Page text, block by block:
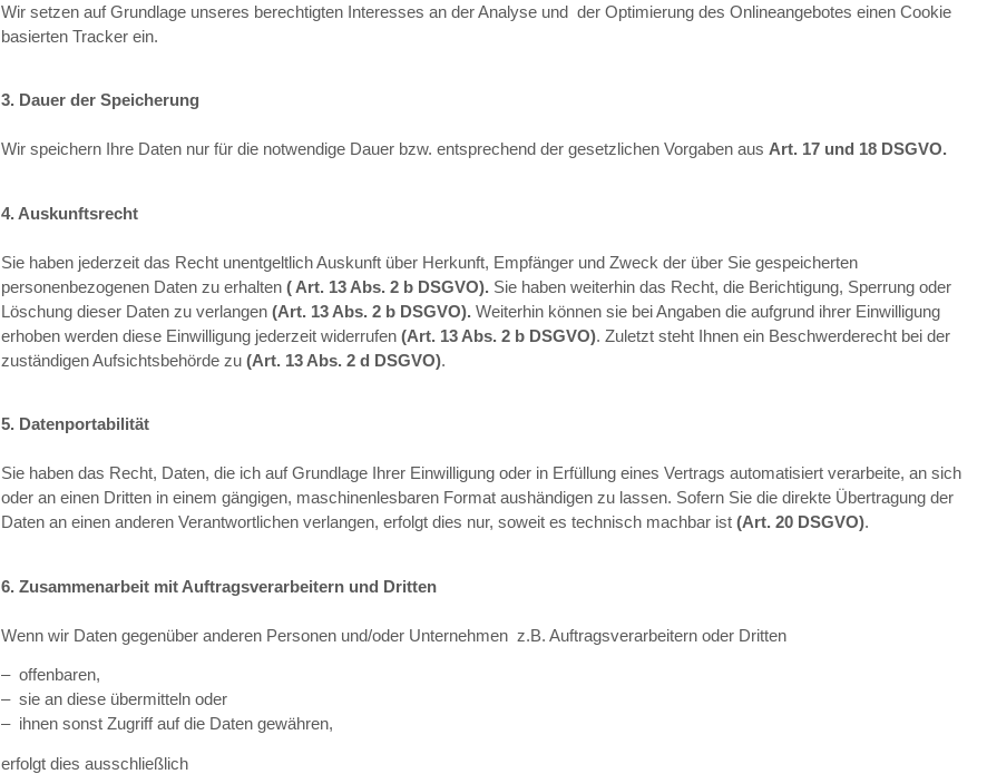
Wir setzen auf Grundlage unseres berechtigten Interesses an der Analyse und der Optimierung des Onlineangebotes einen Cookie
basierten Tracker ein.
3. Dauer der Speicherung
Wir speichern Ihre Daten nur für die notwendige Dauer bzw. entsprechend der gesetzlichen Vorgaben aus Art. 17 und 18 DSGVO.
4. Auskunftsrecht
Sie haben jederzeit das Recht unentgeltlich Auskunft über Herkunft, Empfänger und Zweck der über Sie gespeicherten
personenbezogenen Daten zu erhalten( Art. 13 Abs. 2 b DSGVO). Sie haben weiterhin das Recht, die Berichtigung, Sperrung oder
Löschung dieser Daten zu verlangen(Art. 13 Abs. 2 b DSGVO). Weiterhin können sie bei Angaben die aufgrund ihrer Einwilligung
erhoben werden diese Einwilligung jederzeit widerrufen(Art. 13 Abs. 2 b DSGVO). Zuletzt steht Ihnen ein Beschwerderecht bei der
zuständigen Aufsichtsbehörde zu(Art. 13 Abs. 2 d DSGVO).
5. Datenportabilität
Sie haben das Recht, Daten, die ich auf Grundlage Ihrer Einwilligung oder in Erfüllung eines Vertrags automatisiert verarbeite, an sich
oder an einen Dritten in einem gängigen, maschinenlesbaren Format aushändigen zu lassen. Sofern Sie die direkte Übertragung der
Daten an einen anderen Verantwortlichen verlangen, erfolgt dies nur, soweit es technisch machbar ist(Art. 20 DSGVO).
6. Zusammenarbeit mit Auftragsverarbeitern und Dritten
Wenn wir Daten gegenüber anderen Personen und/oder Unternehmen z.B. Auftragsverarbeitern oder Dritten
– offenbaren,
– sie an diese übermitteln oder
– ihnen sonst Zugriff auf die Daten gewähren,
erfolgt dies ausschließlich